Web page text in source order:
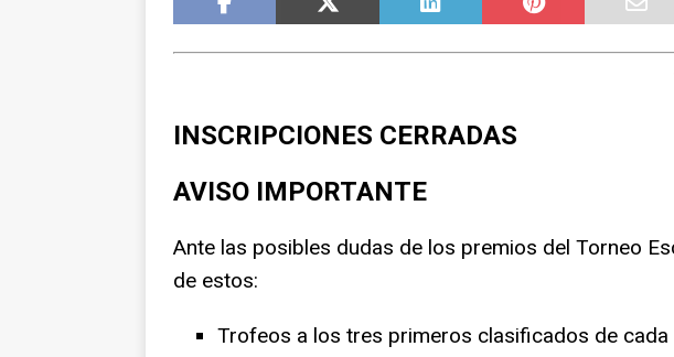
INSCRIPCIONES CERRADAS
AVISO IMPORTANTE
Ante las posibles dudas de los premios del Torneo
de estos:
Trofeos a los tres primeros clasificados de cada